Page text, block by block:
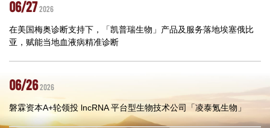
06/272026
在美国梅奥诊断支持下，「凯普瑞生物」产品及服务落地埃塞俄比
亚，赋能当地血液病精准诊断
06/262026
磐霖资本A+轮领投 lncRNA 平台型生物技术公司「凌泰氪生物」